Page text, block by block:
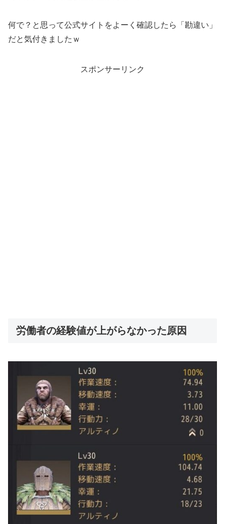
何で？と思って公式サイトをよーく確認したら「勘違い」
だと気付きましたｗ
スポンサーリンク
労働者の経験値が上がらなかった原因